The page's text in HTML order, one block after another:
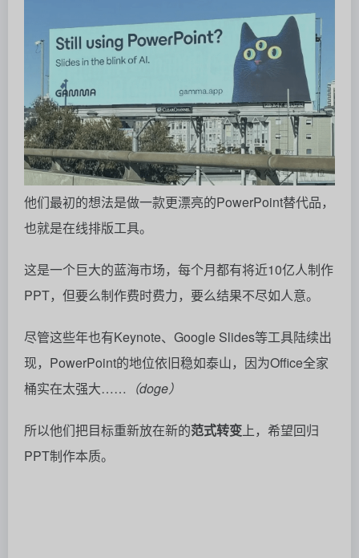
他们最初的想法是做一款更漂亮的PowerPoint替代品，
也就是在线排版工具。
这是一个巨大的蓝海市场，每个月都有将近10亿人制作
PPT，但要么制作费时费力，要么结果不尽如人意。
尽管这些年也有Keynote、Google Slides等工具陆续出
现，PowerPoint的地位依旧稳如泰山，因为Office全家
桶实在太强大…… （doge）
所以他们把目标重新放在新的范式转变上，希望回归
PPT制作本质。